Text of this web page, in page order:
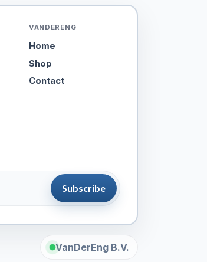
VANDERENG
Home
Shop
Contact
Subscribe
VanDerEng B.V.